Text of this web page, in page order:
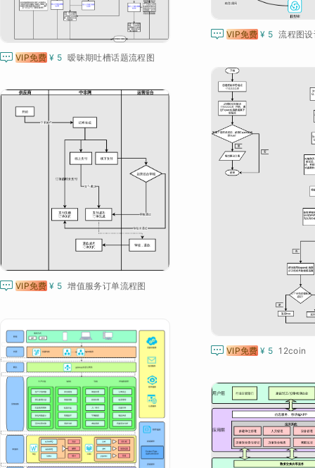
 VIP免费 ¥ 5 流程图
 VIP免费 ¥ 5 暧昧期吐槽话题流程图
 VIP免费 ¥ 5 12coin
 VIP免费 ¥ 5 增值服务订单流程图